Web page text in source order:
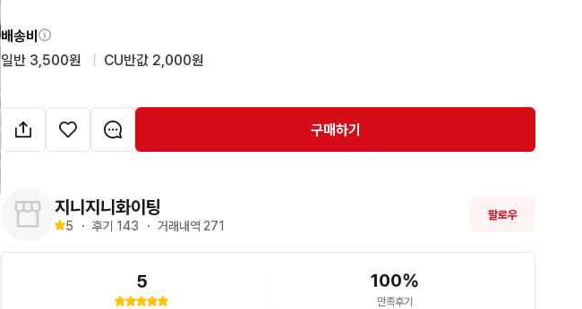
배송비
일반 3,500원
CU반값 2,000원
구매하기
지니지니화이팅
5 ・ 후기 143 ・ 거래내역 271
팔로우
5 100%
만족후기